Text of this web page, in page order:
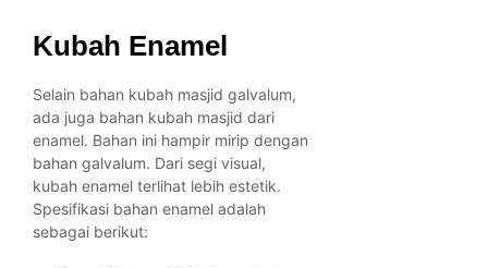
Kubah Enamel
Selain bahan kubah masjid galvalum,
ada juga bahan kubah masjid dari
enamel. Bahan ini hampir mirip dengan
bahan galvalum. Dari segi visual,
kubah enamel terlihat lebih estetik.
Spesifikasi bahan enamel adalah
sebagai berikut: